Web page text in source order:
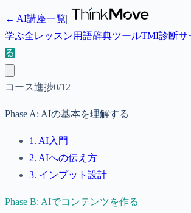
← AI講座一覧|
学ぶ全レッスン用語辞典ツールTMI診断サ
る
コース進捗0/12
Phase A: AIの基本を理解する
1 . AI入門
2. AIへの伝え方
3. インプット設計
Phase B: AIでコンテンツを作る